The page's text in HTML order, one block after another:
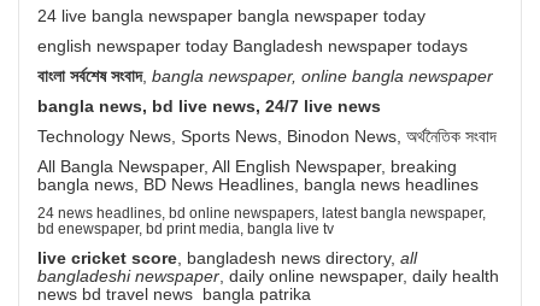
24 live bangla newspaper bangla newspaper today
english newspaper today Bangladesh newspaper todays
বাংলা সর্বশেষ সংবাদ, bangla newspaper, online bangla newspaper
bangla news, bd live news, 24/7 live news
Technology News, Sports News, Binodon News, অর্থনৈতিক সংবাদ
All Bangla Newspaper, All English Newspaper, breaking
bangla news, BD News Headlines, bangla news headlines
24 news headlines, bd online newspapers, latest bangla newspaper,
bd enewspaper, bd print media, bangla live tv
live cricket score , bangladesh news directory, all
bangladeshi newspaper , daily online newspaper, daily health
news bd travel news bangla patrika